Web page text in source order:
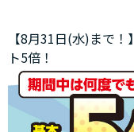
【8月31日(水)まで
ト5倍！